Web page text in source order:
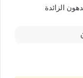
الزائدة